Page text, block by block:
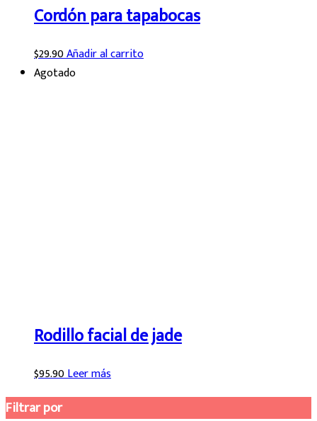
Cordón para tapabocas
$29.90Añadir al carrito
Agotado
Rodillo facial de jade
$95.90Leer más
Filtrar por